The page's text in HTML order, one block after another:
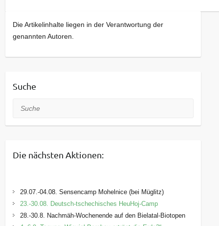
Die Artikelinhalte liegen in der Verantwortung der
genannten Autoren.
Suche
Suche
Die nächsten Aktionen:
29.07.-04.08. Sensencamp Mohelnice (bei Müglitz)
23.-30.08. Deutsch-tschechisches HeuHoj-Camp
28.-30.8. Nachmäh-Wochenende auf den Bielatal-Biotopen